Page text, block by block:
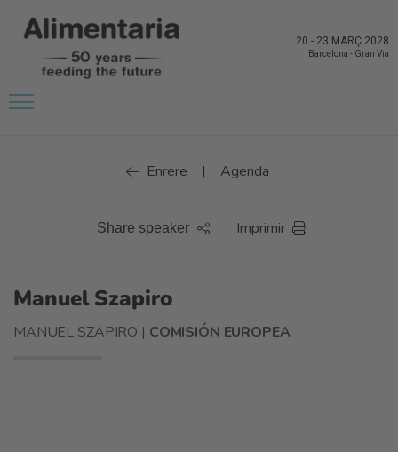
20 - 23 MARÇ 2028
Barcelona - Gran Via
Enrere | Agenda
Share speaker Imprimir
Manuel Szapiro
MANUEL SZAPIRO | COMISIÓN EUROPEA